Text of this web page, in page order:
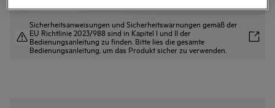
Sicherheitsanweisungen und Sicherheitswarnungen gemäß der
EU Richtlinie 2023/988 sind in Kapitel I und II der
Bedienungsanleitung zu finden. Bitte lies die gesamte
Bedienungsanleitung, um das Produkt sicher zu verwenden.